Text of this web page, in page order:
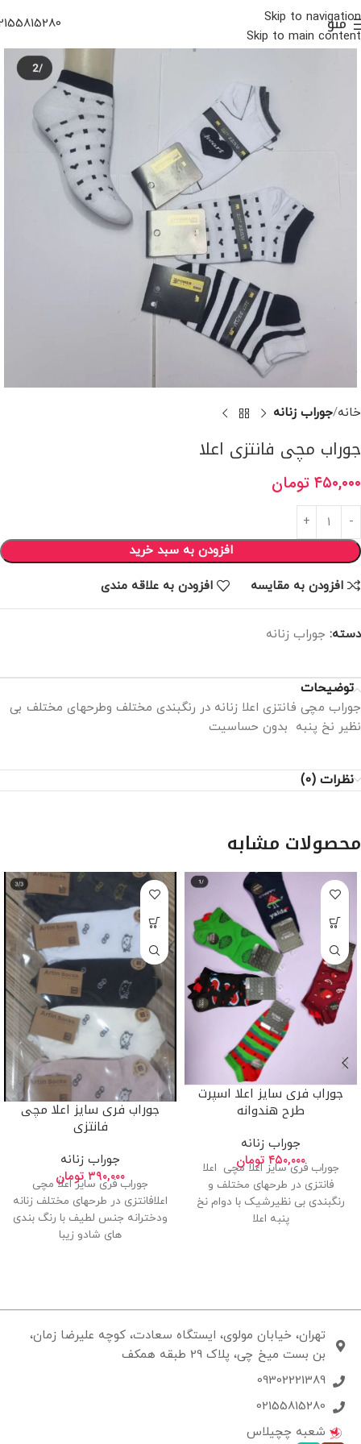
Skip to navigation
Skip to main content
منو
خانه جوراب زنانه
جوراب مچی فانتزی اعلا
۴۵۰,۰۰۰ تومان
افزودن به سبد خرید
افزودن به مقایسه افزودن به علاقه مندی
دسته: جوراب زنانه
توضیحات
جوراب مچی فانتزی اعلا زنانه در رنگبندی مختلف وطرحهای مختلف بی
نظیر نخ پنبه بدون حساسیت
نظرات (0)
محصولات مشابه
جوراب فری سایز اعلا اسپرت
طرح هندوانه
جوراب زنانه
۴۵۰,۰۰۰ تومان
جوراب فری سایز اعلا مچی اعلا
فانتزی در طرحهای مختلف و
رنگبندی بی نظیرشیک با دوام نخ
پنبه اعلا
جوراب فری سایز اعلا مچی
فانتزی
جوراب زنانه
۳۹۰,۰۰۰ تومان
جوراب فری سایز اعلا مچی
اعلافانتزی در طرحهای مختلف زنانه
ودخترانه جنس لطیف با رنگ بندی
های شادو زیبا
تهران، خیابان مولوی، ایستگاه سعادت، کوچه علیرضا زمان،
بن بست میخ چی، پلاک 29 طبقه همکف
09302221389
02155815280
شعبه چچیلاس